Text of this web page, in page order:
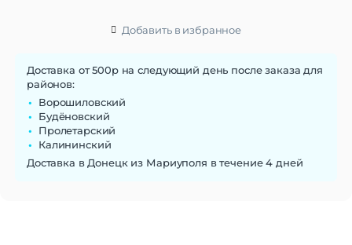
Макс. рабочая температура
Поддержка RAID
Внутренний интерфейс
Внутренний стандарт SATA
Добавить в избранное
Доставка от 500р на следующий день после заказа для
районов:
Ворошиловский
Будёновский
Пролетарский
Калининский
Доставка в Донецк из Мариуполя в течение 4 дней